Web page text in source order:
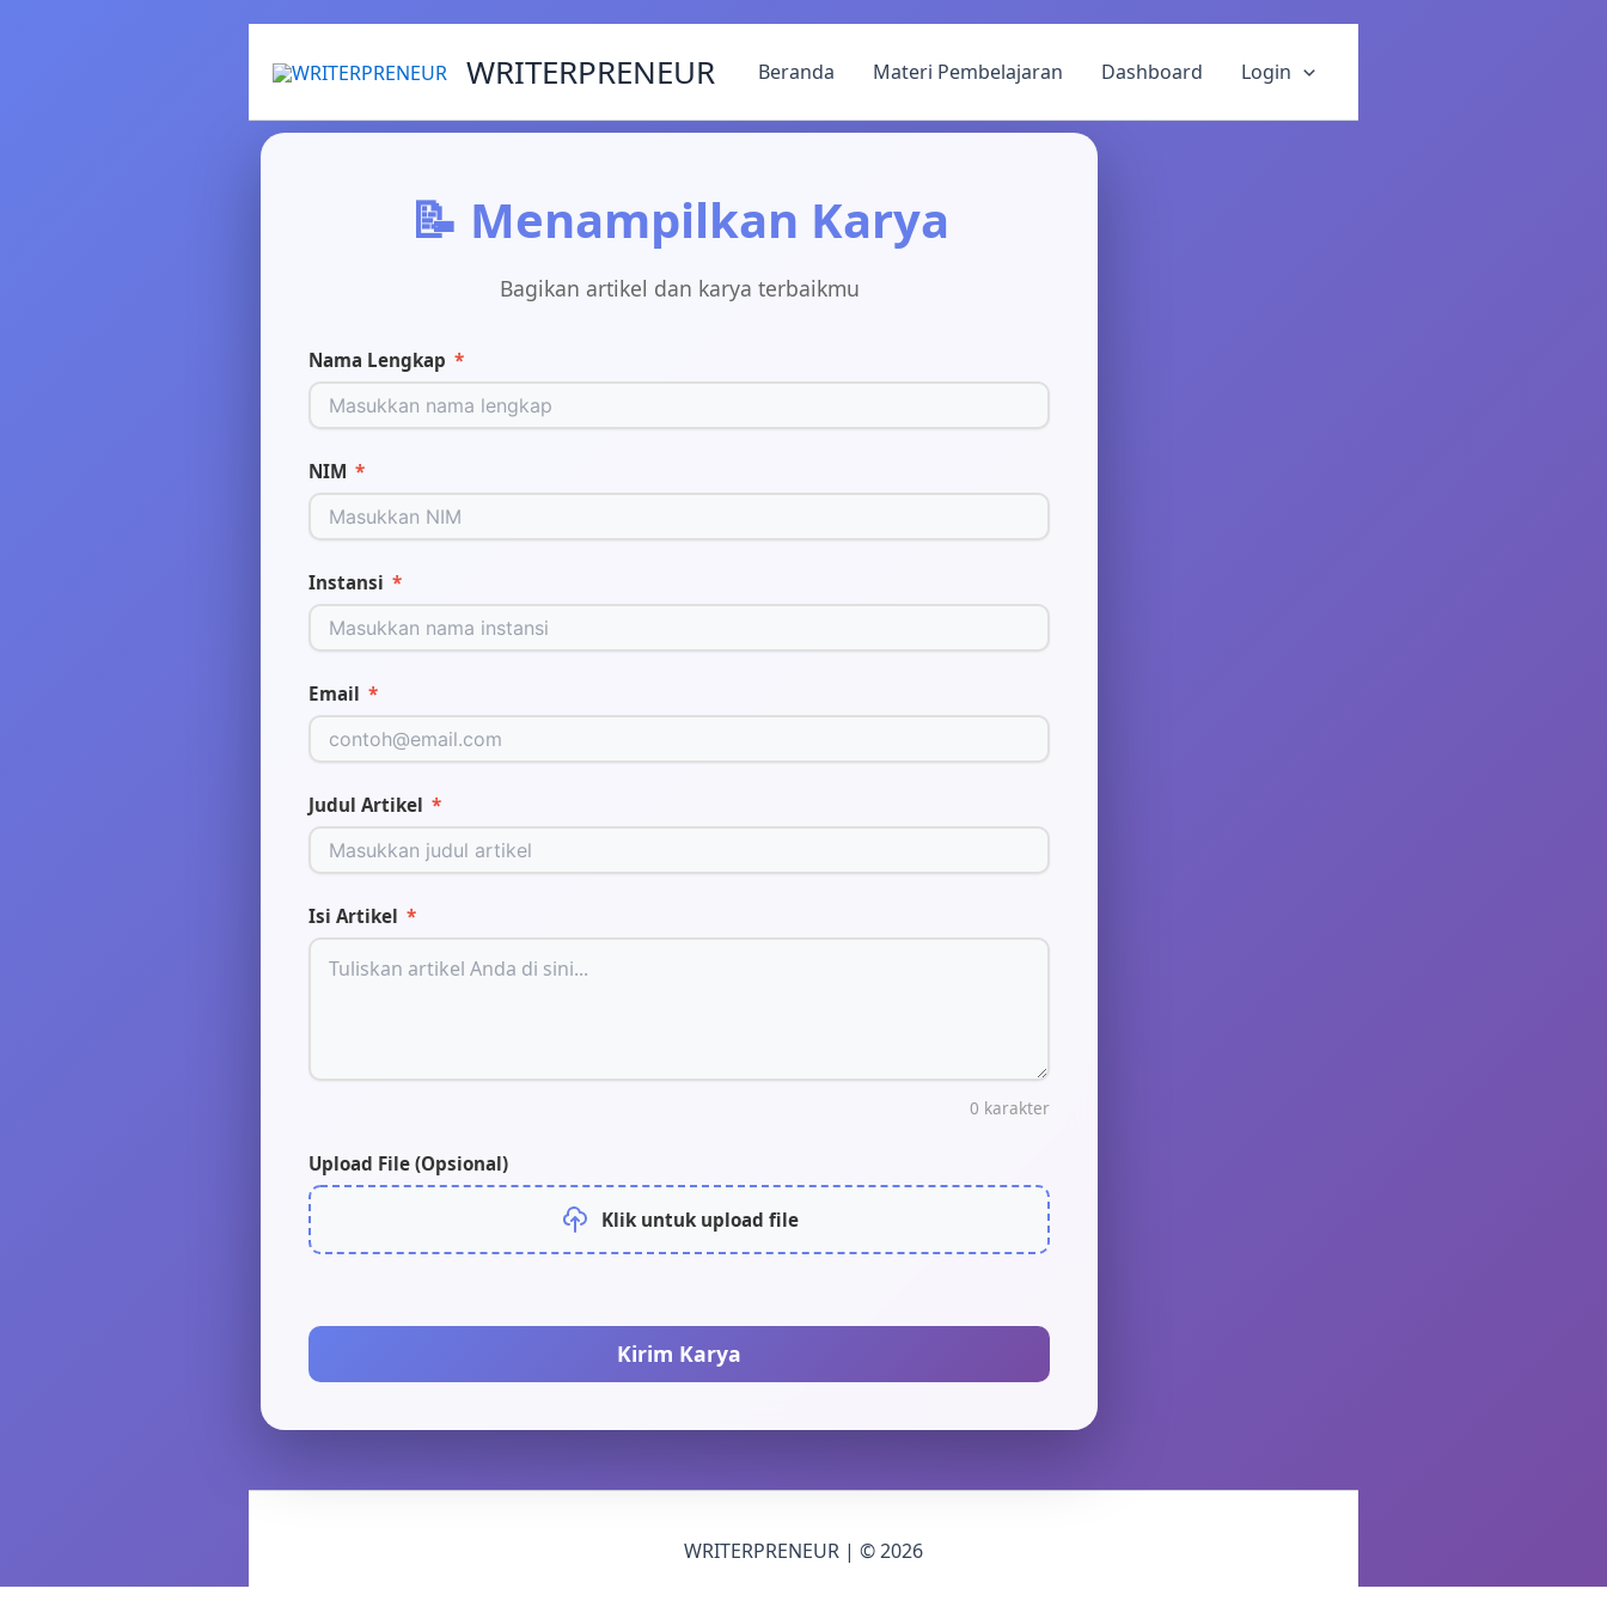
content
WRITERPRENEUR Beranda Materi Pembelajaran Dashboard Login
📝 Menampilkan Karya
Bagikan artikel dan karya terbaikmu
Nama Lengkap *
NIM *
Instansi *
Email *
Judul Artikel *
Isi Artikel *
0 karakter
Upload File (Opsional)
Klik untuk upload file
Kirim Karya
WRITERPRENEUR | © 2026